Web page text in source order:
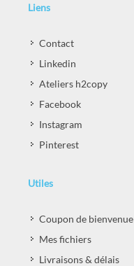
Liens
Contact
Linkedin
Ateliers h2copy
Facebook
Instagram
Pinterest
Utiles
Coupon de bienvenue
Mes fichiers
Livraisons & délais